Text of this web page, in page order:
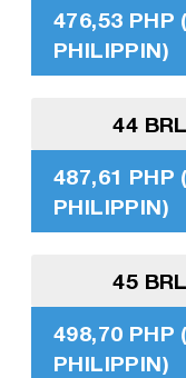
476,53 PHP
PHILIPPIN)
44
487,61 PHP
PHILIPPIN)
45
498,70 PHP
PHILIPPIN)